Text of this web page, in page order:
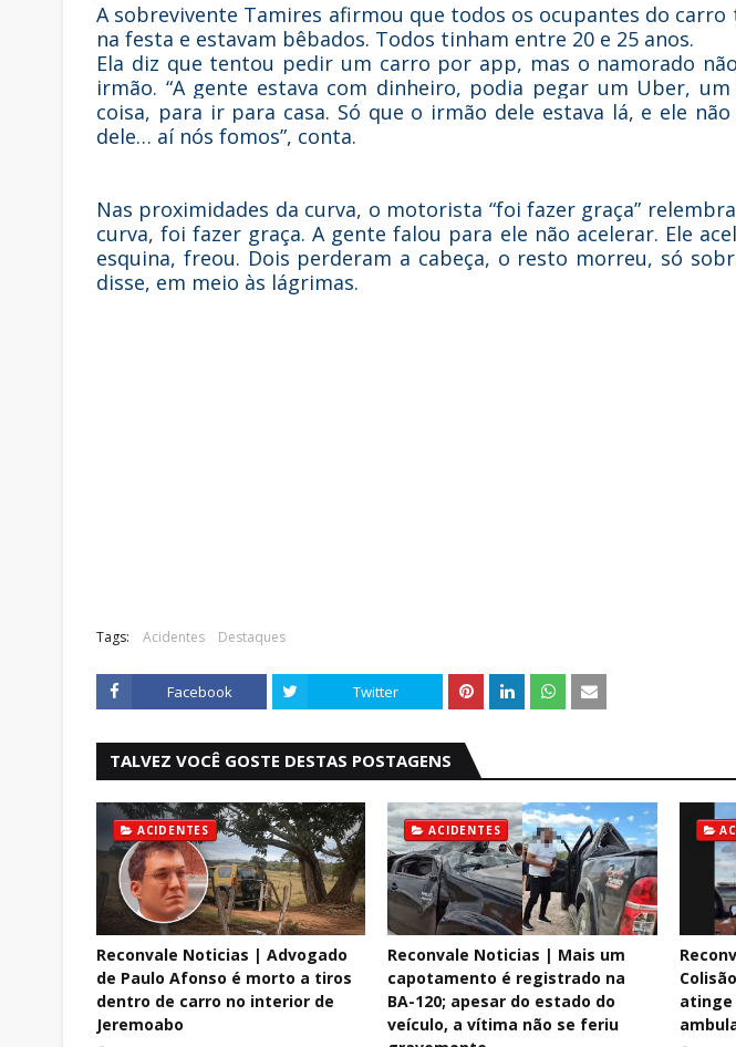
A sobrevivente Tamires afirmou que todos os ocupantes do
na festa e estavam bêbados. Todos tinham entre 20 e 25 anos.
Ela diz que tentou pedir um carro por app, mas o namorado
irmão. “A gente estava com dinheiro, podia pegar um Uber,
coisa, para ir para casa. Só que o irmão dele estava lá, e ele
dele… aí nós fomos”, conta.
Nas proximidades da curva, o motorista “foi fazer graça”
curva, foi fazer graça. A gente falou para ele não acelerar. Ele
esquina, freou. Dois perderam a cabeça, o resto morreu, só
disse, em meio às lágrimas.
Tags: Acidentes Destaques
Facebook Twitter
TALVEZ VOCÊ GOSTE DESTAS POSTAGENS
ACIDENTES
Reconvale Noticias | Advogado
de Paulo Afonso é morto a tiros
dentro de carro no interior de
Jeremoabo
ACIDENTES
Reconvale Noticias | Mais um
capotamento é registrado na
BA-120; apesar do estado do
veículo, a vítima não se feriu
atinge